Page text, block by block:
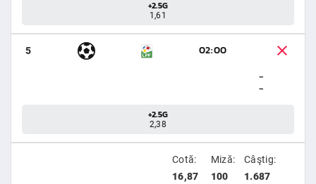
+2.5G
1,61
5
02:00
-
-
+2.5G
2,38
Cotă:
16,87
Miză:
100
Câştig:
1.687